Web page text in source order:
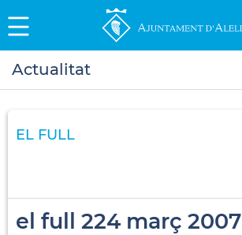
Actualitat
EL FULL
el full 224 març 2007